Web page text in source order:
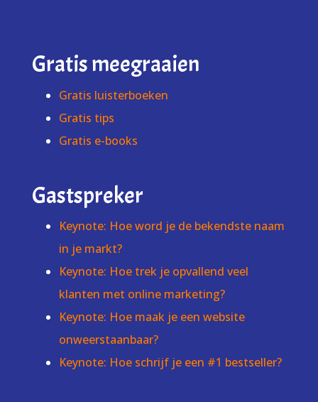
Gratis meegraaien
Gratis luisterboeken
Gratis tips
Gratis e-books
Gastspreker
Keynote: Hoe word je de bekendste naam
in je markt?
Keynote: Hoe trek je opvallend veel
klanten met online marketing?
Keynote: Hoe maak je een website
onweerstaanbaar?
Keynote: Hoe schrijf je een #1 bestseller?